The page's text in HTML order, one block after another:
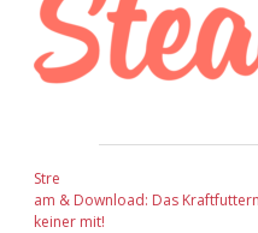
Stre
am & Download: Das
keiner mit!